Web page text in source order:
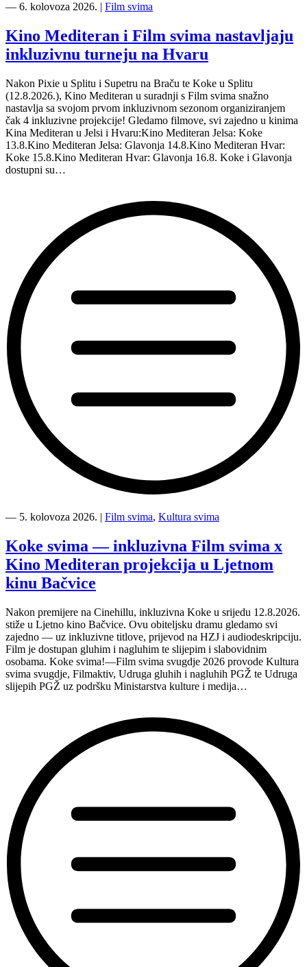
― 6. kolovoza 2026. | Film svima
Kino Mediteran i Film svima nastavljaju
inkluzivnu turneju na Hvaru
Nakon Pixie u Splitu i Supetru na Braču te Koke u Splitu
(12.8.2026.), Kino Mediteran u suradnji s Film svima snažno
nastavlja sa svojom prvom inkluzivnom sezonom organiziranjem
čak 4 inkluzivne projekcije! Gledamo filmove, svi zajedno u kinima
Kina Mediteran u Jelsi i Hvaru:Kino Mediteran Jelsa: Koke
13.8.Kino Mediteran Jelsa: Glavonja 14.8.Kino Mediteran Hvar:
Koke 15.8.Kino Mediteran Hvar: Glavonja 16.8. Koke i Glavonja
dostupni su…
Mediteran
Film
svima
nastavljaju
inkluzivnu
turneju
Hvaru”
― 5. kolovoza 2026. | Film svima, Kultura svima
Koke svima — inkluzivna Film svima x
Kino Mediteran projekcija u Ljetnom
kinu Bačvice
Nakon premijere na Cinehillu, inkluzivna Koke u srijedu 12.8.2026.
stiže u Ljetno kino Bačvice. Ovu obiteljsku dramu gledamo svi
zajedno — uz inkluzivne titlove, prijevod na HZJ i audiodeskripciju.
Film je dostupan gluhim i nagluhim te slijepim i slabovidnim
osobama. Koke svima!—Film svima svugdje 2026 provode Kultura
svima svugdje, Filmaktiv, Udruga gluhih i nagluhih PGŽ te Udruga
slijepih PGŽ uz podršku Ministarstva kulture i medija…